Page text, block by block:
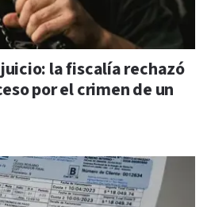
la fiscalía rechazó
por el crimen de un